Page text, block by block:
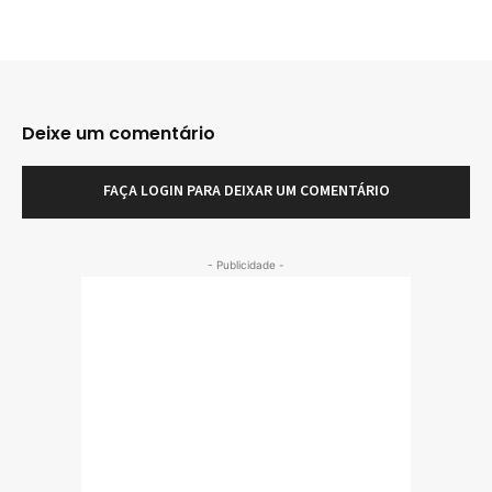
Deixe um comentário
FAÇA LOGIN PARA DEIXAR UM COMENTÁRIO
- Publicidade -